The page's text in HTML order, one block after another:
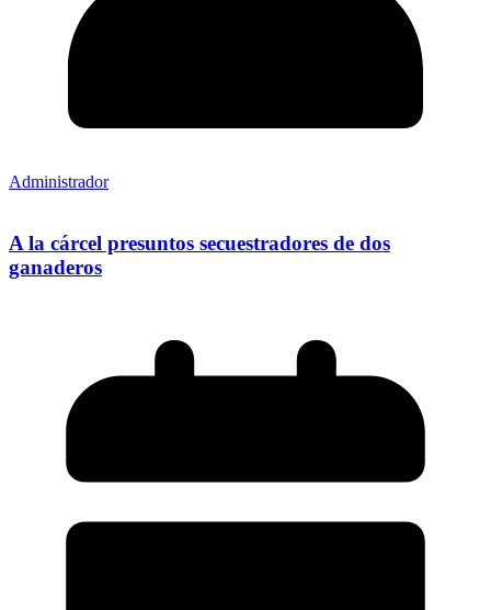
Administrador
A la cárcel presuntos secuestradores de dos
ganaderos